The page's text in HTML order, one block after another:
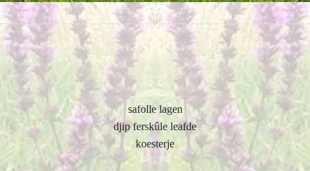
safolle lagen
djip ferskûle leafde
koesterje